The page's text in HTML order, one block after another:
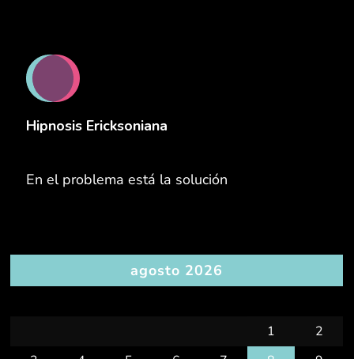
Hipnosis Ericksoniana
En el problema está la solución
agosto 2026
1
2